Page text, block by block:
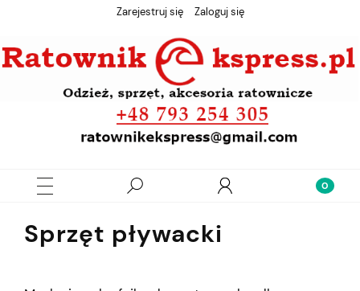
Zarejestruj się Zaloguj się
Sprzęt pływacki